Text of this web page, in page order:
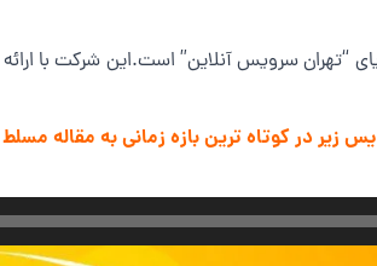
“تهران سرویس آنلاین” است.این شرکت با ارائه
زیر در کوتاه ترین بازه زمانی به مقاله